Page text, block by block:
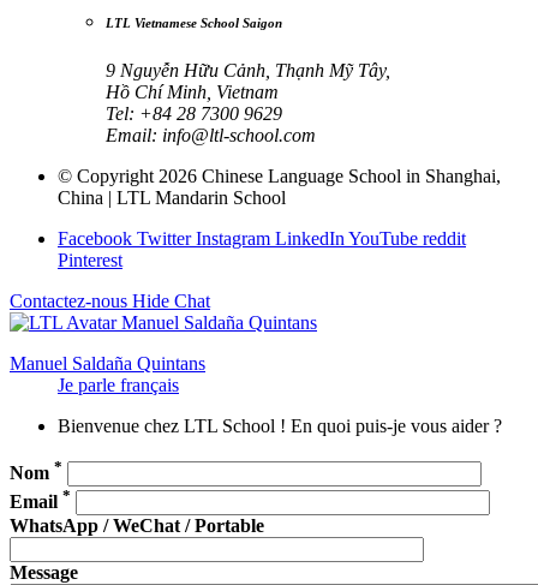
LTL Vietnamese School Saigon
9 Nguyễn Hữu Cảnh, Thạnh Mỹ Tây,
Hồ Chí Minh, Vietnam
Tel: +84 28 7300 9629
Email: info@ltl-school.com
© Copyright 2026 Chinese Language School in Shanghai,
China | LTL Mandarin School
Facebook TwitterInstagram LinkedIn YouTube reddit
Pinterest
Contactez-nous Hide Chat
Manuel Saldaña Quintans
Je parle français
Bienvenue chez LTL School ! En quoi puis-je vous aider ?
Nom *
Email *
WhatsApp / WeChat / Portable
Message